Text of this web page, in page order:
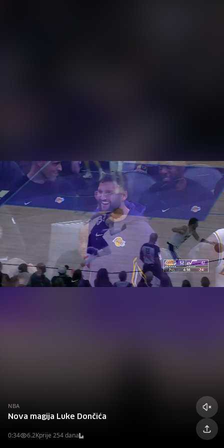
NBA
Nova magija Luke Dončića
0:34 6.2Kprije 254 dana